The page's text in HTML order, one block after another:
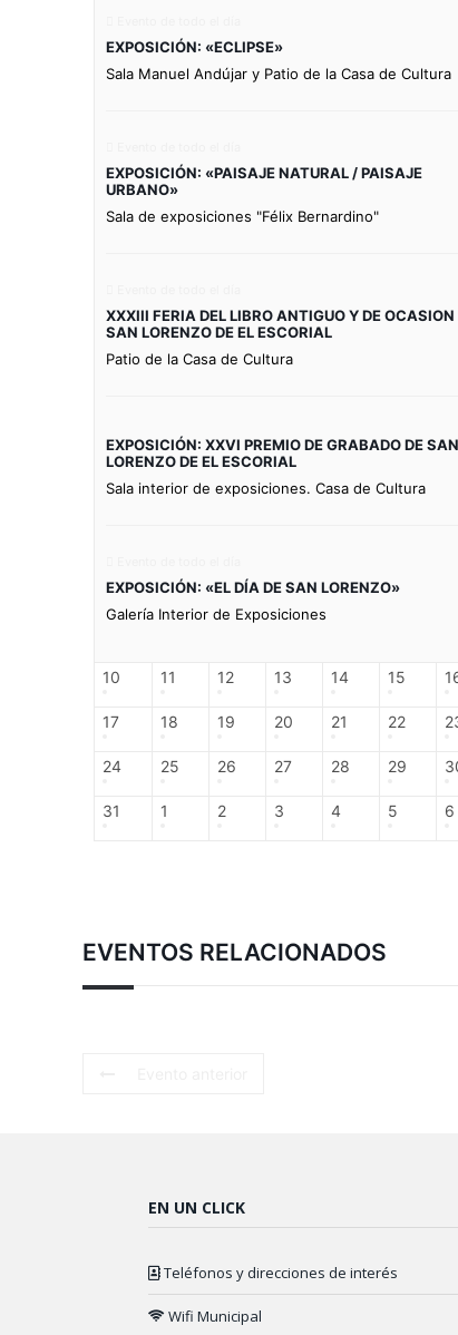
EXPOSICIÓN: «ECLIPSE»
Sala Manuel Andújar y Patio de la Casa de Cultura
EXPOSICIÓN: «PAISAJE NATURAL / PAISAJE
URBANO»
Sala de exposiciones "Félix Bernardino"
XXXIII FERIA DEL LIBRO ANTIGUO Y DE OCASION
SAN LORENZO DE EL ESCORIAL
Patio de la Casa de Cultura
EXPOSICIÓN: XXVI PREMIO DE GRABADO DE SAN
LORENZO DE EL ESCORIAL
Sala interior de exposiciones. Casa de Cultura
EXPOSICIÓN: «EL DÍA DE SAN LORENZO»
Galería Interior de Exposiciones
10 11 12 13 14 15
17 18 19 20 21 22
24 25 26 27 28 29
31 1 2 3 4 5 6
EVENTOS RELACIONADOS
EN UN CLICK
Teléfonos y direcciones de interés
Wifi Municipal